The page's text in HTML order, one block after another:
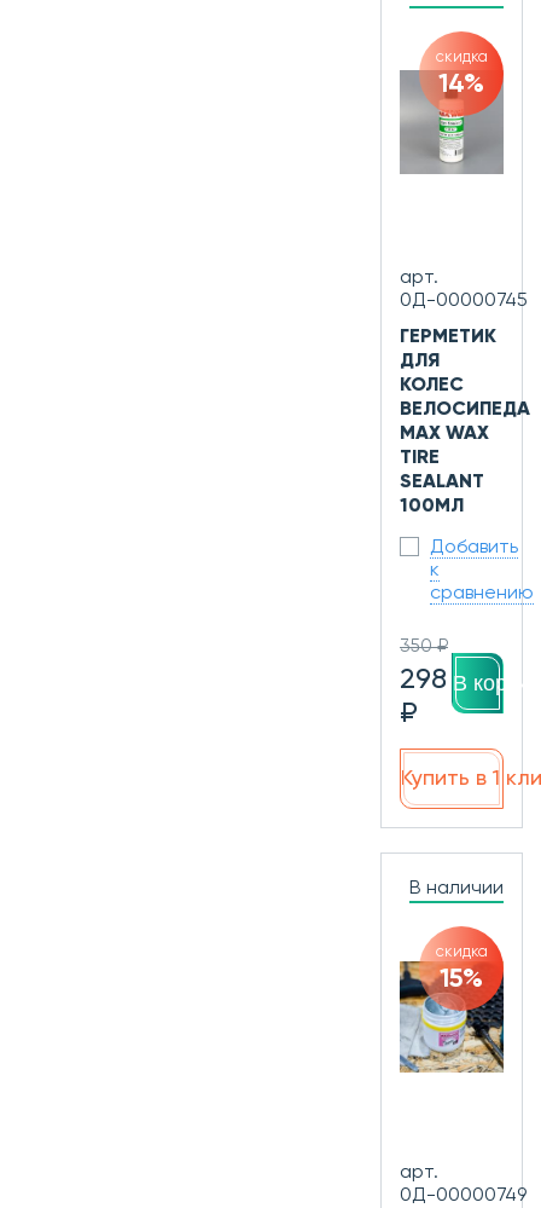
скидка
14%
арт.
0Д-00000745
ГЕРМЕТИК
ДЛЯ
КОЛЕС
ВЕЛОСИПЕДА
MAX WAX
TIRE
SEALANT
100МЛ
Добавить
к
сравнению
350 ₽
298
₽
В
Купить в 1
В наличии
скидка
15%
арт.
0Д-00000749